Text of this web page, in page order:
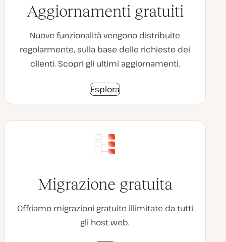
Aggiornamenti gratuiti
Nuove funzionalità vengono distribuite
regolarmente, sulla base delle richieste dei
clienti. Scopri gli ultimi aggiornamenti.
Esplora
Migrazione gratuita
Offriamo migrazioni gratuite illimitate da tutti
gli host web.